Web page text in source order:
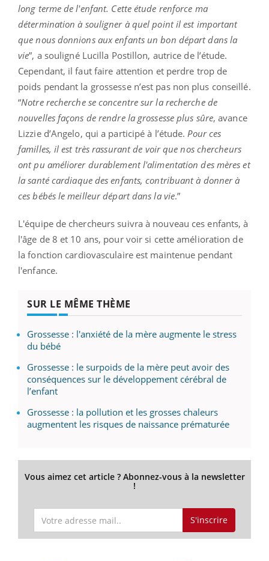
long terme de l'enfant. Cette étude renforce ma
détermination à souligner à quel point il est important
que nous donnions aux enfants un bon départ dans la
vie”, a souligné Lucilla Postillon, autrice de l’étude.
Cependant, il faut faire attention et perdre trop de
poids pendant la grossesse n’est pas non plus conseillé.
“Notre recherche se concentre sur la recherche de
nouvelles façons de rendre la grossesse plus sûre, avance
Lizzie d’Angelo, qui a participé à l’étude. Pour ces
familles, il est très rassurant de voir que nos chercheurs
ont pu améliorer durablement l'alimentation des mères et
la santé cardiaque des enfants, contribuant à donner à
ces bébés le meilleur départ dans la vie.”
L'équipe de chercheurs suivra à nouveau ces enfants, à
l'âge de 8 et 10 ans, pour voir si cette amélioration de
la fonction cardiovasculaire est maintenue pendant
l'enfance.
SUR LE MÊME THÈME
Grossesse : l'anxiété de la mère augmente le stress
du bébé
Grossesse : le surpoids de la mère peut avoir des
conséquences sur le développement cérébral de
l’enfant
Grossesse : la pollution et les grosses chaleurs
augmentent les risques de naissance prématurée
Vous aimez cet article ? Abonnez-vous à la newsletter
!
S'inscrire